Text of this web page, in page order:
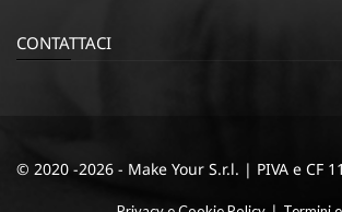
CONTATTACI
© 2020 -2026 - Make Your S.r.l. | PIVA e CF